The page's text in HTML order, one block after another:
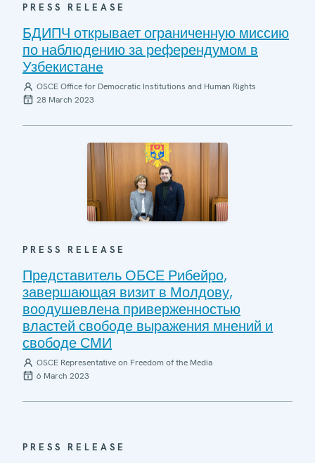
PRESS RELEASE
БДИПЧ открывает ограниченную миссию
по наблюдению за референдумом в
Узбекистанe
OSCE Office for Democratic Institutions and Human Rights
28 March 2023
PRESS RELEASE
Представитель ОБСЕ Рибейро,
завершающая визит в Молдову,
воодушевлена приверженностью
властей свободе выражения мнений и
свободе СМИ
OSCE Representative on Freedom of the Media
6 March 2023
PRESS RELEASE